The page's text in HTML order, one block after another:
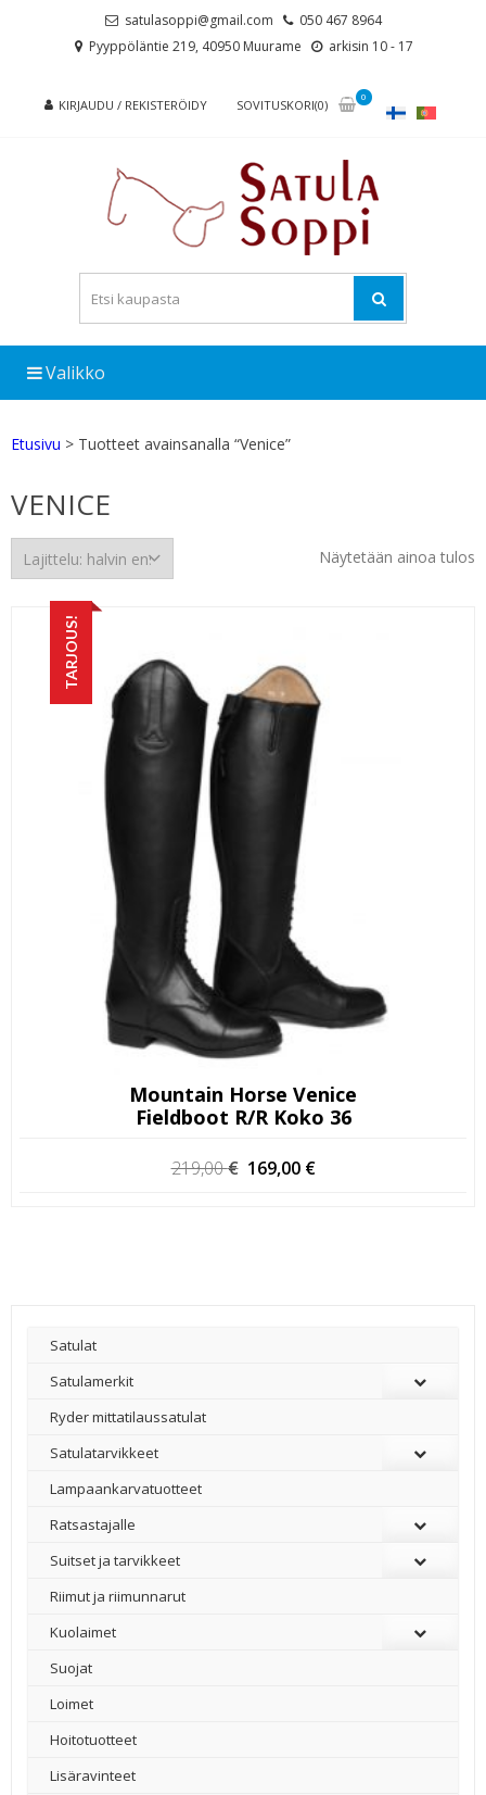
satulasoppi@gmail.com
050 467 8964
Pyyppöläntie 219, 40950 Muurame
arkisin 10 - 17
KIRJAUDU / REKISTERÖIDY SOVITUSKORI(0)
0
Valikko
Etusivu > Tuotteet avainsanalla “Venice”
VENICE
Näytetään ainoa tulos
TARJOUS!
Mountain Horse Venice
Fieldboot R/R Koko 36
219,00€ Alkuperäinen
169,00 €
Satulat
Satulamerkit
Ryder mittatilaussatulat
Satulatarvikkeet
–
Lampaankarvatuotteet
Ratsastajalle
Suitset ja tarvikkeet
Riimut ja riimunnarut
Kuolaimet
Suojat
Loimet
Hoitotuotteet
Lisäravinteet